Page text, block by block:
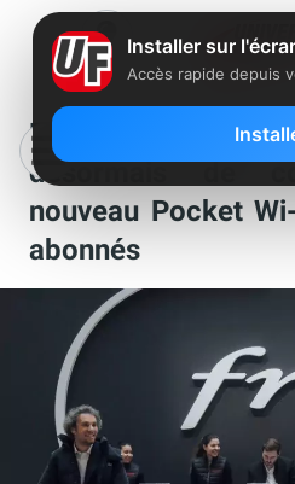
Freebox Ultra
désormais de
nouveau Pocket
abonnés
Installer sur
Accès rapide depuis